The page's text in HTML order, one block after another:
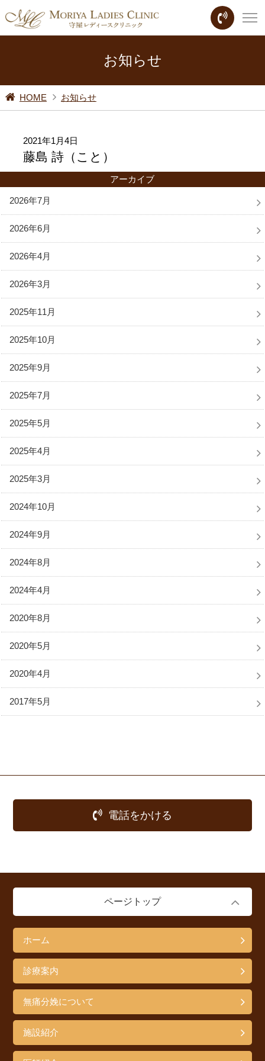
お知らせ
HOME お知らせ
2021年1月4日
藤島 詩（こと）
アーカイブ
2026年7月
2026年6月
2026年4月
2026年3月
2025年11月
2025年10月
2025年9月
2025年7月
2025年5月
2025年4月
2025年3月
2024年10月
2024年9月
2024年8月
2024年4月
2020年8月
2020年5月
2020年4月
2017年5月
電話をかける
ページトップ
ホーム
診療案内
無痛分娩について
施設紹介